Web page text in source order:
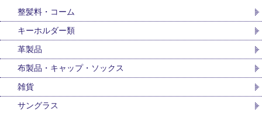
整髪料・コーム
キーホルダー類
革製品
布製品・キャップ・ソックス
雑貨
サングラス